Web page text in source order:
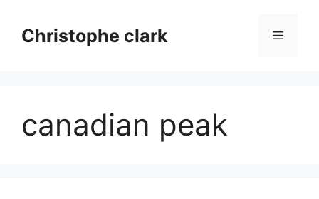
contenuChristophe clark Menu
canadian peak